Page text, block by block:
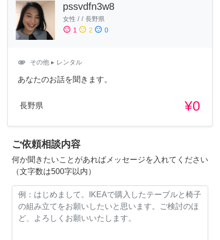
pssvdfn3w8
女性 / / 長野県
sentiment_satisfied 1 sentiment_neutral 2 sentiment_dissatisfied 0
attachment その他 ▸ レンタル
あなたのお話を聞きます。
長野県 ¥0
ご依頼相談内容
何か聞きたいことがあればメッセージを入れてください
（文字数は500字以内）